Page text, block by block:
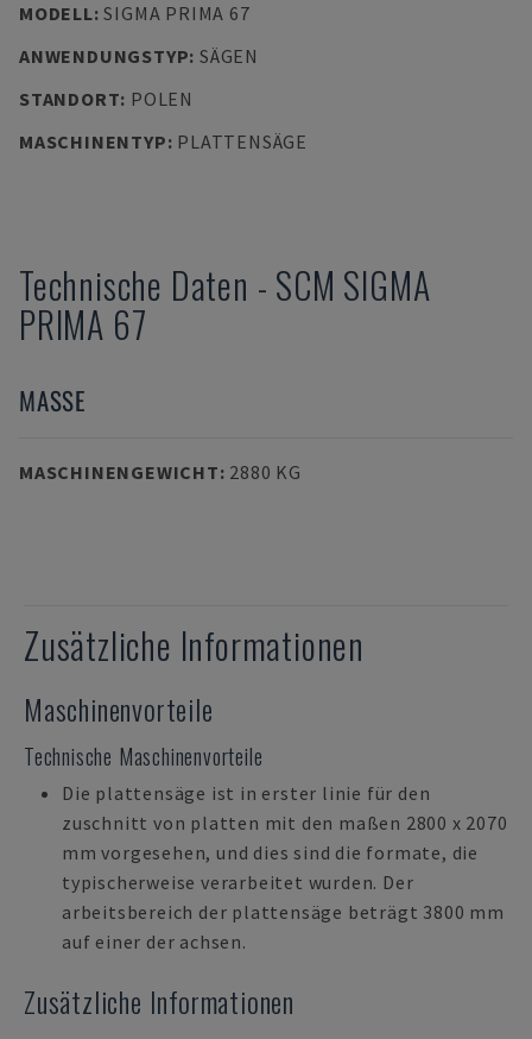
MODELL:SIGMA PRIMA 67
ANWENDUNGSTYP: SÄGEN
STANDORT: POLEN
MASCHINENTYP: PLATTENSÄGE
Technische Daten - SCM SIGMA
PRIMA 67
MASSE
MASCHINENGEWICHT: 2880 KG
Zusätzliche Informationen
Maschinenvorteile
Technische Maschinenvorteile
Die plattensäge ist in erster linie für den
zuschnitt von platten mit den maßen 2800 x 2070
mm vorgesehen, und dies sind die formate, die
typischerweise verarbeitet wurden. Der
arbeitsbereich der plattensäge beträgt 3800 mm
auf einer der achsen.
Zusätzliche Informationen